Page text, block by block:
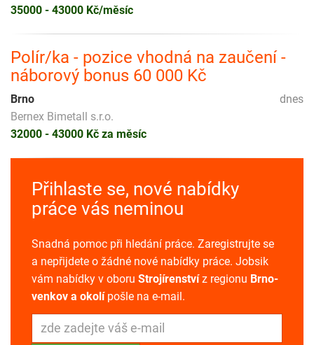
35000 - 43000 Kč/měsíc
Polír/ka - pozice vhodná na zaučení -
náborový bonus 60 000 Kč
dnes
Brno
Bernex Bimetall s.r.o.
32000 - 43000 Kč za měsíc
Přihlaste se, nové nabídky
práce vás neminou
Snadná pomoc při hledání práce. Zaregistrujte se
a nepřijdete o žádné nové nabídky práce. Jobsik
vám nabídky v oboru Strojírenstvíz regionu Brno-
venkov a okolípošle na e-mail.